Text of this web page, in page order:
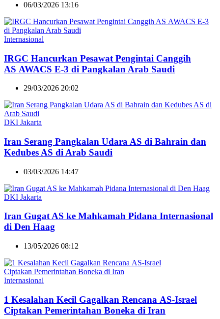
06/03/2026 13:16
Internasional
IRGC Hancurkan Pesawat Pengintai Canggih
AS AWACS E-3 di Pangkalan Arab Saudi
29/03/2026 20:02
DKI Jakarta
Iran Serang Pangkalan Udara AS di Bahrain dan
Kedubes AS di Arab Saudi
03/03/2026 14:47
DKI Jakarta
Iran Gugat AS ke Mahkamah Pidana Internasional
di Den Haag
13/05/2026 08:12
Internasional
1 Kesalahan Kecil Gagalkan Rencana AS-Israel
Ciptakan Pemerintahan Boneka di Iran